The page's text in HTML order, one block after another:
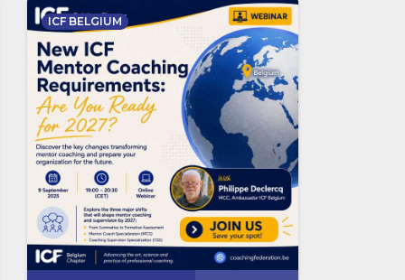
ICF BELGIUM